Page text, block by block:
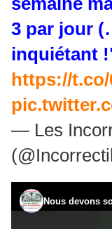
3 par jour
inquiétant
https://
— Les